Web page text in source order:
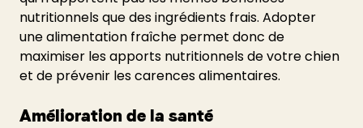
nutritionnels que des ingrédients frais. Adopter
une alimentation fraîche permet donc de
maximiser les apports nutritionnels de votre chien
et de prévenir les carences alimentaires.
Amélioration de la santé